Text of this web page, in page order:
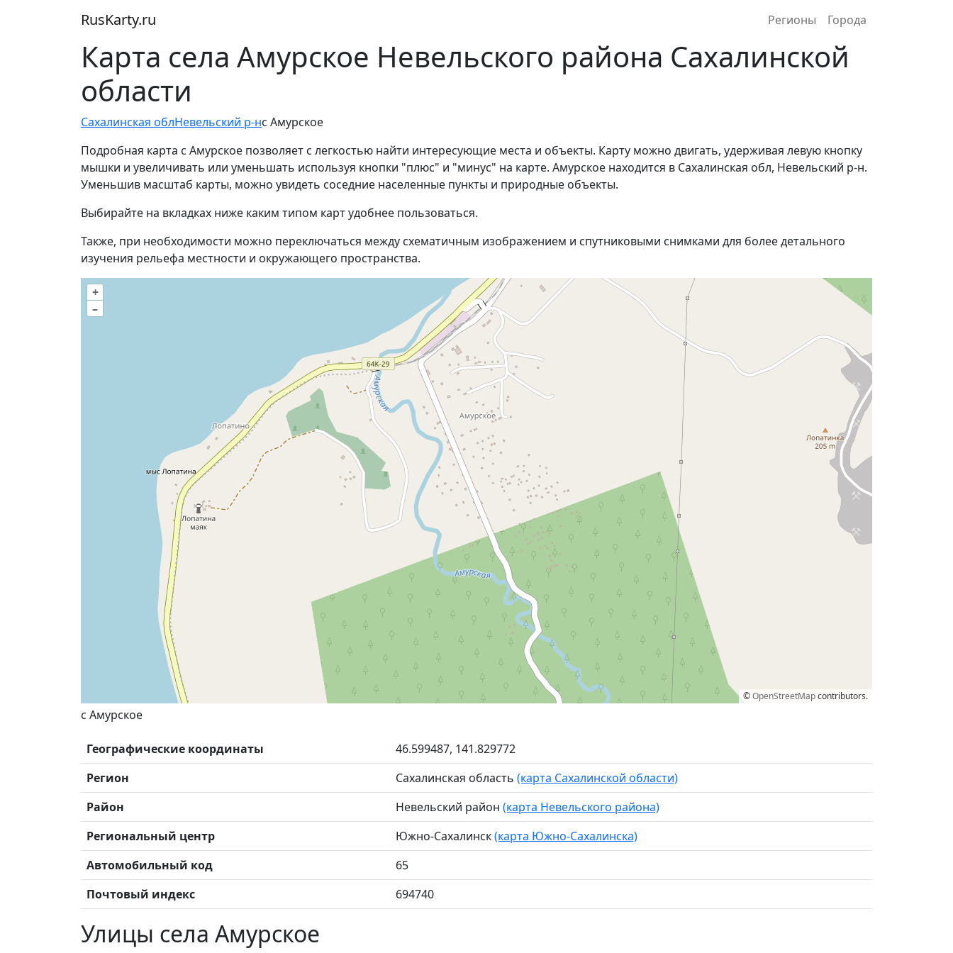
RusKarty.ru Регионы Города
Карта села Амурское Невельского района Сахалинской
области
Сахалинская облНевельский р-нс Амурское
Подробная карта с Амурское позволяет с легкостью найти интересующие места и объекты. Карту можно двигать, удерживая левую кнопку
мышки и увеличивать или уменьшать используя кнопки "плюс" и "минус" на карте. Амурское находится в Сахалинская обл, Невельский р-н.
Уменьшив масштаб карты, можно увидеть соседние населенные пункты и природные объекты.
Выбирайте на вкладках ниже каким типом карт удобнее пользоваться.
Также, при необходимости можно переключаться между схематичным изображением и спутниковыми снимками для более детального
изучения рельефа местности и окружающего пространства.
+
–
©OpenStreetMapcontributors.
с Амурское
Географические координаты
46.599487, 141.829772
Регион
Сахалинская область (карта Сахалинской области)
Район
Невельский район (карта Невельского района)
Региональный центр
Южно-Сахалинск(карта Южно-Сахалинска)
Автомобильный код
65
Почтовый индекс
694740
Улицы села Амурское